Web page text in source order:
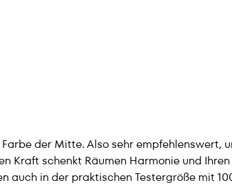
der Mitte. Also sehr empfehlenswert,
Kraft schenkt Räumen Harmonie und
auch in der praktischen Testergröße mit